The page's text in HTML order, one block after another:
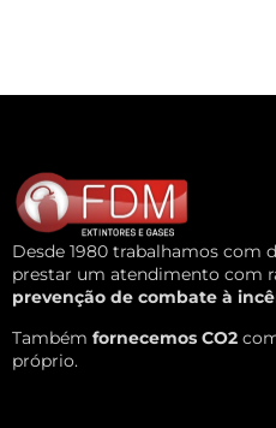
Desde 1980 trabalhamos com
prestar um atendimento com
prevenção de combate à
Também fornecemos CO2
próprio.